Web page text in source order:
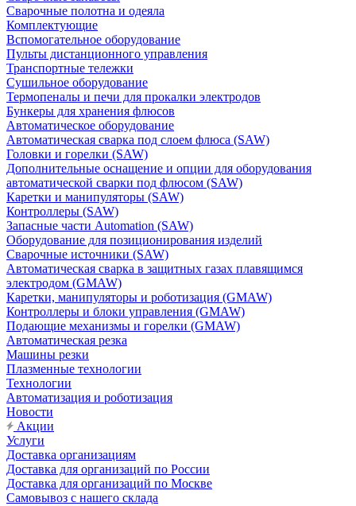
Сварочные полотна и одеяла
Комплектующие
Вспомогательное оборудование
Пульты дистанционного управления
Транспортные тележки
Сушильное оборудование
Термопеналы и печи для прокалки электродов
Бункеры для хранения флюсов
Автоматическое оборудование
Автоматическая сварка под слоем флюса (SAW)
Головки и горелки (SAW)
Дополнительные оснащение и опции для оборудования
автоматической сварки под флюсом (SAW)
Каретки и манипуляторы (SAW)
Контроллеры (SAW)
Запасные части Automation (SAW)
Оборудование для позиционирования изделий
Сварочные источники (SAW)
Автоматическая сварка в защитных газах плавящимся
электродом (GMAW)
Каретки, манипуляторы и роботизация (GMAW)
Контроллеры и блоки управления (GMAW)
Подающие механизмы и горелки (GMAW)
Автоматическая резка
Машины резки
Плазменные технологии
Технологии
Автоматизация и роботизация
Новости
Акции
Услуги
Доставка организациям
Доставка для организаций по России
Доставка для организаций по Москве
Самовывоз с нашего склада